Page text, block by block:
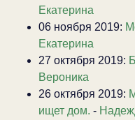
Екатерина
06 ноября 2019:
Екатерина
27 октября 2019:
Вероника
26 октября 2019:
ищет дом. -